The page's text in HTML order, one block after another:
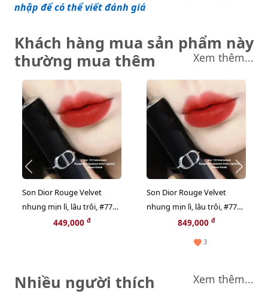
nhập để có thể viết đánh giá
Khách hàng mua sản phẩm này
thường mua thêm
Xem thêm...
Son Dior Rouge Velvet
nhung mịn lì, lâu trôi, #777 -
đỏ cam thời thượng, mini
449,000 đ
Son Dior Rouge Velvet
nhung mịn lì, lâu trôi, #777 -
đỏ ánh cam thời thượng
849,000 đ
3
Nhiều người thích Xem thêm...